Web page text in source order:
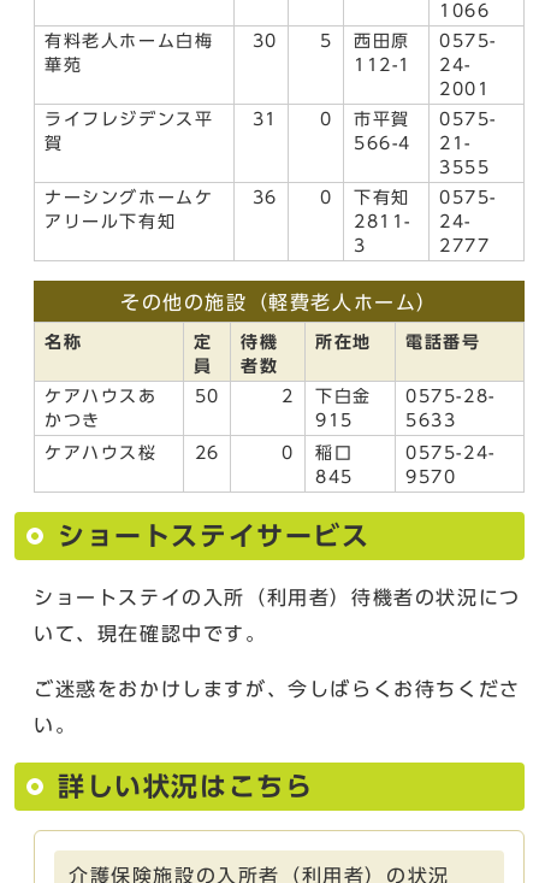
1066
有料老人ホーム白梅
華苑
30 5
西田原
112-1
0575-
24-
2001
ライフレジデンス平
賀
31 0
市平賀
566-4
0575-
21-
3555
ナーシングホームケ
アリール下有知
36 0
下有知
2811-
3
0575-
24-
2777
その他の施設（軽費老人ホーム）
名称
定
員
待機
者数
所在地 電話番号
ケアハウスあ
かつき
50 2
下白金
915
0575-28-
5633
ケアハウス桜
26 0
稲口
845
0575-24-
9570
ショートステイサービス
ショートステイの入所（利用者）待機者の状況につ
いて、現在確認中です。
ご迷惑をおかけしますが、今しばらくお待ちくださ
い。
詳しい状況はこちら
介護保険施設の入所者（利用者）の状況